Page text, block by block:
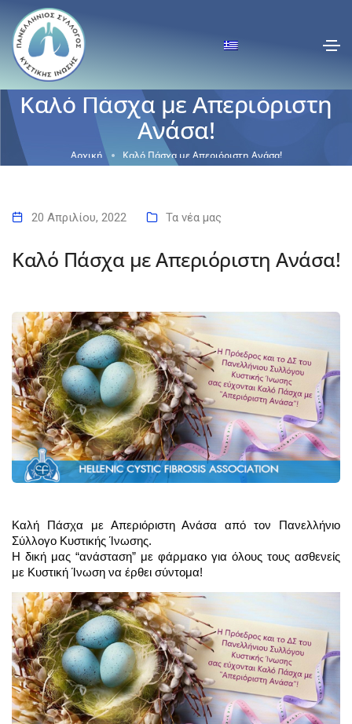
Καλό Πάσχα με Απεριόριστη
Ανάσα!
Αρχική Καλό Πάσχα με Απεριόριστη Ανάσα!
20 Απριλίου, 2022 Τα νέα μας
Καλό Πάσχα με Απεριόριστη Ανάσα!
Καλή Πάσχα με Απεριόριστη Ανάσα από τον Πανελλήνιο
Σύλλογο Κυστικής Ίνωσης.
Η δική μας “ανάσταση” με φάρμακο για όλους τους ασθενείς
με Κυστική Ίνωση να έρθει σύντομα!